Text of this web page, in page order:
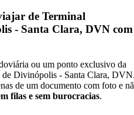
de Terminal
- Santa Clara, DVN com
ou um ponto exclusivo da
Divinópolis - Santa Clara,
de um documento com foto e
filas e sem burocracias.